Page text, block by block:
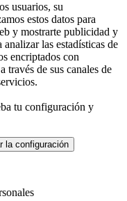
usuarios, su
estos datos para
y mostrarte publicidad y
las estadísticas de
encriptados con
través de sus canales de
tu configuración y
la configuración